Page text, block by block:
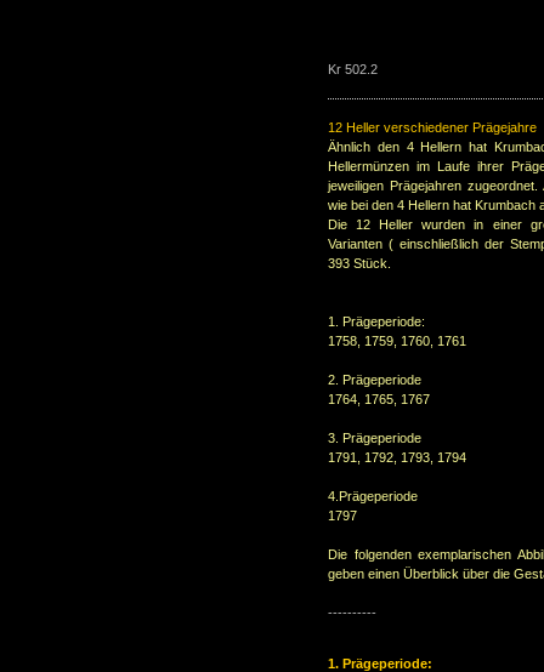
Kr 502.2
12 Heller verschiedener Prägejahre
Ähnlich den 4 Hellern hat
Hellermünzen im Laufe ihrer
jeweiligen Prägejahren
wie bei den 4 Hellern hat Krumbach
Die 12 Heller wurden in einer
Varianten ( einschließlich der
393 Stück.
1. Prägeperiode:
1758, 1759, 1760, 1761
2. Prägeperiode
1764, 1765, 1767
3. Prägeperiode
1791, 1792, 1793, 1794
4.Prägeperiode
1797
Die folgenden exemplarischen
geben einen Überblick über die
----------
1. Prägeperiode: